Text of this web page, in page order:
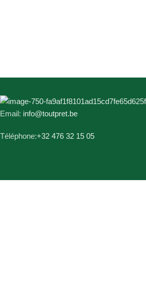
Email: info@toutpret.be
Téléphone:+32 476 32 15 05